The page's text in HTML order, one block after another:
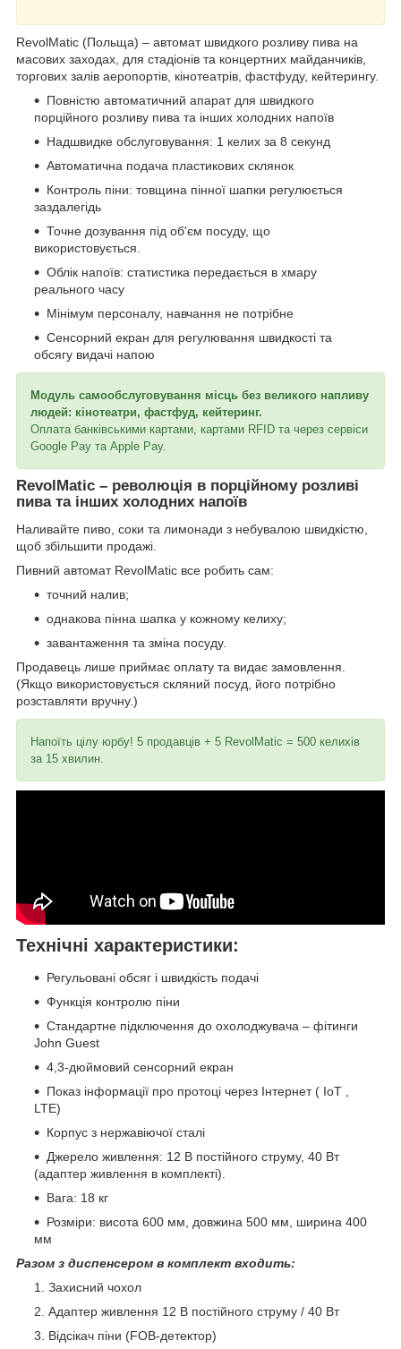
RevolMatic (Польща) – автомат швидкого розливу пива на
масових заходах, для стадіонів та концертних майданчиків,
торгових залів аеропортів, кінотеатрів, фастфуду, кейтерингу.
Повністю автоматичний апарат для швидкого
порційного розливу пива та інших холодних напоїв
Надшвидке обслуговування: 1 келих за 8 секунд
Автоматична подача пластикових склянок
Контроль піни: товщина пінної шапки регулюється
заздалегідь
Точне дозування під об'єм посуду, що
використовується.
Облік напоїв: статистика передається в хмару
реального часу
Мінімум персоналу, навчання не потрібне
Сенсорний екран для регулювання швидкості та
обсягу видачі напою
Модуль самообслуговування місць без великого напливу
людей: кінотеатри, фастфуд, кейтеринг.
Оплата банківськими картами, картами RFID та через сервіси
Google Pay та Apple Pay.
RevolMatic – революція в порційному розливі
пива та інших холодних напоїв
Наливайте пиво, соки та лимонади з небувалою швидкістю,
щоб збільшити продажі.
Пивний автомат RevolMatic все робить сам:
точний налив;
однакова пінна шапка у кожному келиху;
завантаження та зміна посуду.
Продавець лише приймає оплату та видає замовлення.
(Якщо використовується скляний посуд, його потрібно
розставляти вручну.)
Напоїть цілу юрбу! 5 продавців + 5 RevolMatic = 500 келихів
за 15 хвилин.
Технічні характеристики:
Регульовані обсяг і швидкість подачі
Функція контролю піни
Стандартне підключення до охолоджувача – фітинги
John Guest
4,3-дюймовий сенсорний екран
Показ інформації про протоці через Інтернет ( IoT ,
LTE)
Корпус з нержавіючої сталі
Джерело живлення: 12 В постійного струму, 40 Вт
(адаптер живлення в комплекті).
Вага: 18 кг
Розміри: висота 600 мм, довжина 500 мм, ширина 400
мм
Разом з диспенсером в комплект входить:
Захисний чохол
Адаптер живлення 12 В постійного струму / 40 Вт
Відсікач піни (FOB-детектор)